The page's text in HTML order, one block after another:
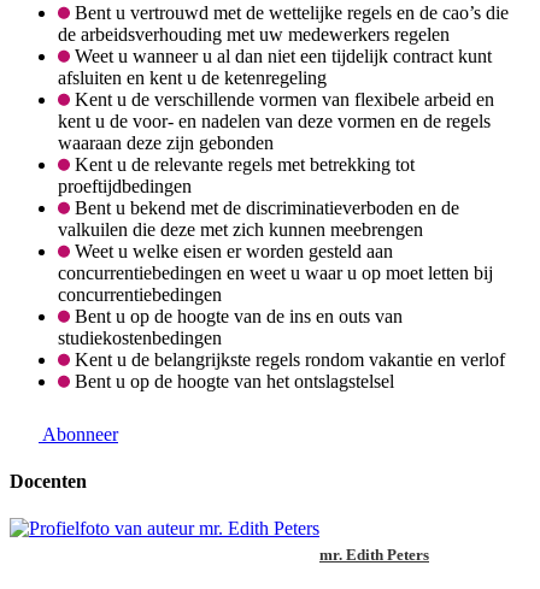
Bent u vertrouwd met de wettelijke regels en de cao’s die
de arbeidsverhouding met uw medewerkers regelen
Weet u wanneer u al dan niet een tijdelijk contract kunt
afsluiten en kent u de ketenregeling
Kent u de verschillende vormen van flexibele arbeid en
kent u de voor- en nadelen van deze vormen en de regels
waaraan deze zijn gebonden
Kent u de relevante regels met betrekking tot
proeftijdbedingen
Bent u bekend met de discriminatieverboden en de
valkuilen die deze met zich kunnen meebrengen
Weet u welke eisen er worden gesteld aan
concurrentiebedingen en weet u waar u op moet letten bij
concurrentiebedingen
Bent u op de hoogte van de ins en outs van
studiekostenbedingen
Kent u de belangrijkste regels rondom vakantie en verlof
Bent u op de hoogte van het ontslagstelsel
Abonneer
Docenten
mr. Edith Peters